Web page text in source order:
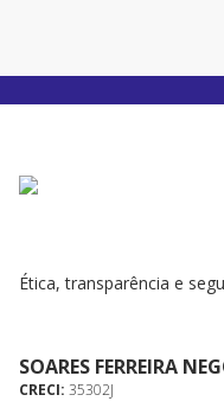
Ética, transparência e
SOARES FERREIRA
CRECI: 35302J